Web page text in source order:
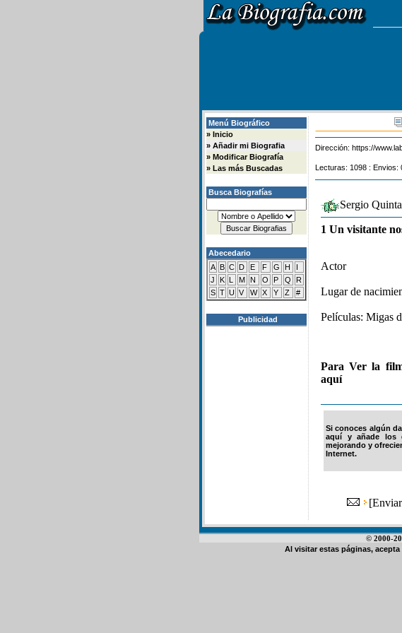
Menú Biográfico
» Inicio
» Añadir mi Biografia
» Modificar Biografía
» Las más Buscadas
Busca Biografías
Abecedario
A B C D E F G H
I
J
K L M N O P Q
R
S T U V W X Y Z #
Publicidad
Dirección: https://
Lecturas: 1098 : Envios:
Sergio
1 Un visitante
Actor
Lugar de
Películas: Migas
Para Ver la
aquí
Si conoces algún
aquí y añade los
mejorando y
Internet.
[
© 2000-
Al visitar estas páginas, acepta